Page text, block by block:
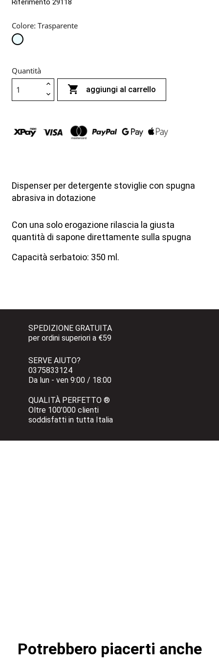
Riferimento 29118
Colore: Trasparente
Trasparente
Quantità
 aggiungi al carrello
Dispenser per detergente stoviglie con spugna
abrasiva in dotazione
Con una solo erogazione rilascia la giusta
quantità di sapone direttamente sulla spugna
Capacità serbatoio: 350 ml.
SPEDIZIONE GRATUITA
per ordini superiori a €59
SERVE AIUTO?
0375833124
Da lun - ven 9:00 / 18:00
QUALITÀ PERFETTO ®
Oltre 100’000 clienti
soddisfatti in tutta Italia
Potrebbero piacerti anche